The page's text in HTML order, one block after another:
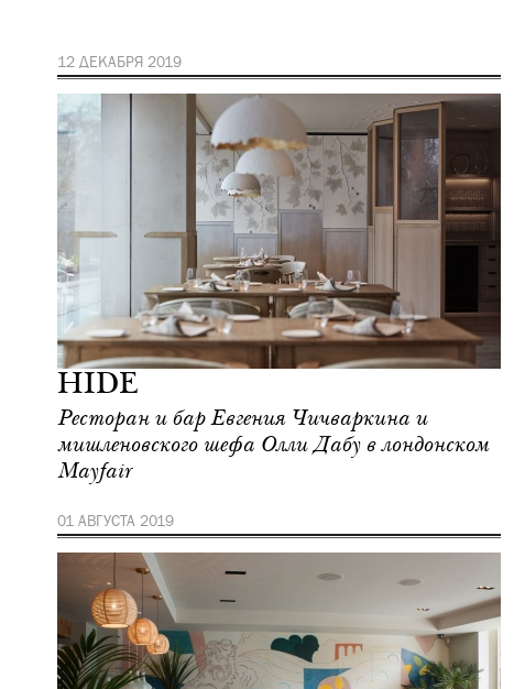
12 ДЕКАБРЯ 2019
HIDE
Ресторан и бар Евгения Чичваркина и
мишленовского шефа Олли Дабу в лондонском
Mayfair
01 АВГУСТА 2019
Еда
Лондон